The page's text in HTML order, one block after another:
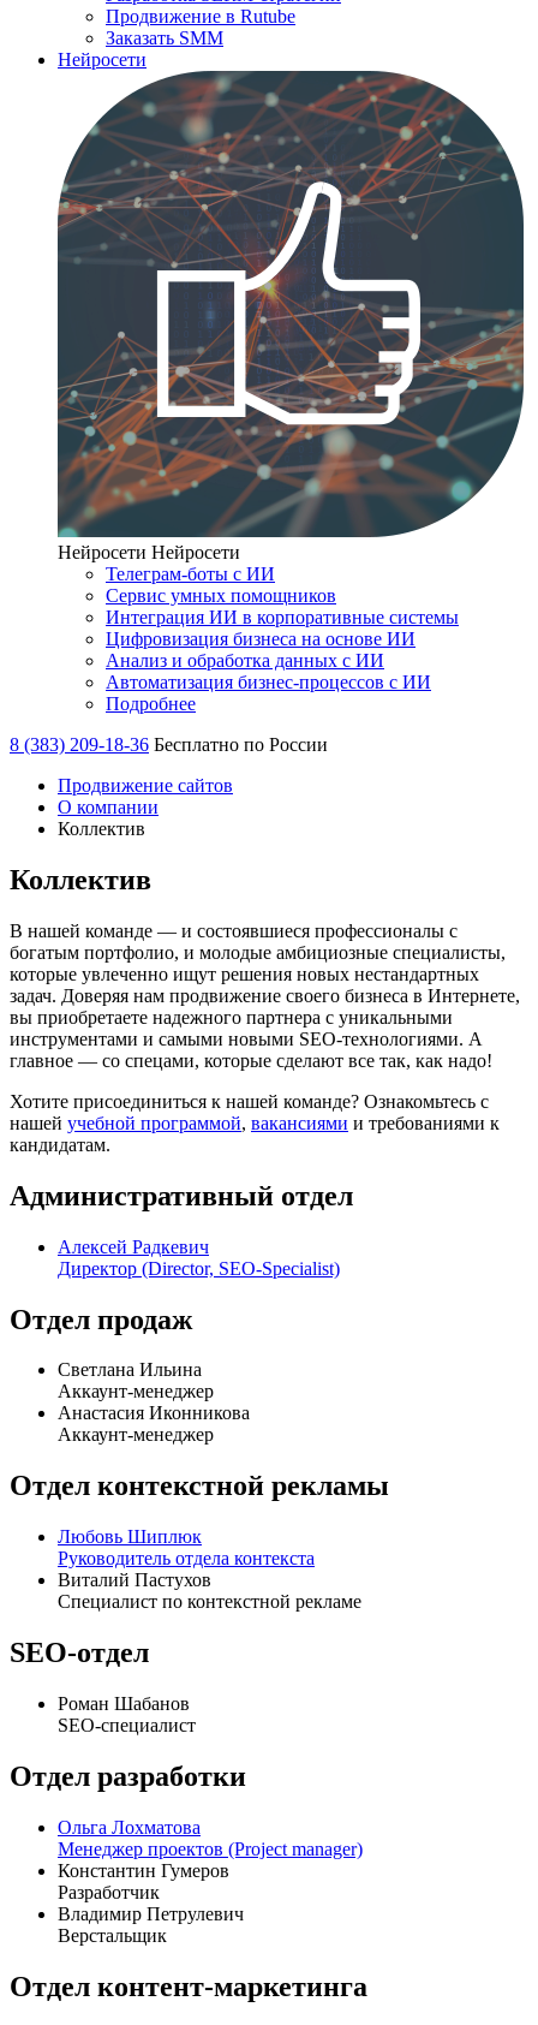
Продвижение в Rutube
Заказать SMM
Нейросети
Нейросети Нейросети
Телеграм-боты с ИИ
Сервис умных помощников
Интеграция ИИ в корпоративные системы
Цифровизация бизнеса на основе ИИ
Анализ и обработка данных с ИИ
Автоматизация бизнес-процессов с ИИ
Подробнее
8 (383) 209-18-36 Бесплатно по России
Продвижение сайтов
О компании
Коллектив
Коллектив
В нашей команде — и состоявшиеся профессионалы с
богатым портфолио, и молодые амбициозные специалисты,
которые увлеченно ищут решения новых нестандартных
задач. Доверяя нам продвижение своего бизнеса в Интернете,
вы приобретаете надежного партнера с уникальными
инструментами и самыми новыми SEO-технологиями. А
главное — со спецами, которые сделают все так, как надо!
Хотите присоединиться к нашей команде? Ознакомьтесь с
нашей учебной программой, вакансиями и требованиями к
кандидатам.
Административный отдел
Алексей Радкевич
Директор (Director, SEO-Specialist)
Отдел продаж
Светлана Ильина
Аккаунт-менеджер
Анастасия Иконникова
Аккаунт-менеджер
Отдел контекстной рекламы
Любовь Шиплюк
Руководитель отдела контекста
Виталий Пастухов
Специалист по контекстной рекламе
SEO-отдел
Роман Шабанов
SEO-специалист
Отдел разработки
Ольга Лохматова
Менеджер проектов (Project manager)
Константин Гумеров
Разработчик
Владимир Петрулевич
Верстальщик
Отдел контент-маркетинга